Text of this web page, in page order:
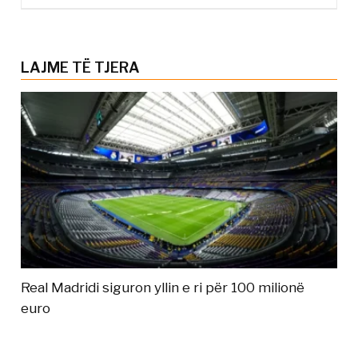
LAJME TË TJERA
Real Madridi siguron yllin e ri për 100 milionë
euro